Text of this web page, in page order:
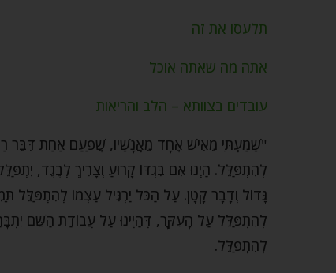
תלעסו את זה
אתה מה שאתה אוכל
עובדים בצוותא – הלב והריאות
"שָׁמַעְתִּי מֵאִישׁ אֶחָד מֵאֲנָשָׁיו, שֶׁפַּעַם אַחַת דִּבֵּר
לְהִתְפַּלֵּל. הַיְנוּ אִם בִּגְדּוֹ קָרוּעַ וְצָרִיךְ לְבֶגֶד,
גָּדוֹל וְדָבָר קָטָן. עַל הַכֹּל יַרְגִּיל עַצְמוֹ
לְהִתְפַּלֵּל עַל הָעִקָּר, דְּהַיְינוּ עַל עֲבוֹדַת הַשֵּׁם
לְהִתְפַּלֵּל.